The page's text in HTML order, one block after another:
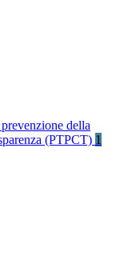
della
(PTPCT) 1